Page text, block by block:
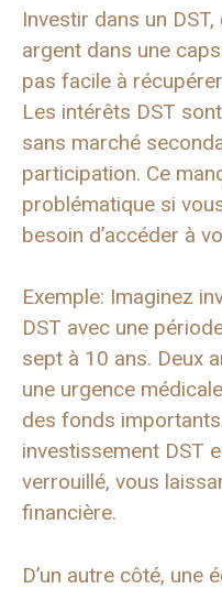
Investir dans un
argent dans une
pas facile à
Les intérêts DST
sans marché
participation. Ce
problématique si
besoin d’accéder à
Exemple: Imaginez
DST avec une
sept à 10 ans. Deux
une urgence
des fonds
investissement DST
verrouillé, vous
financière.
D’un autre côté, une